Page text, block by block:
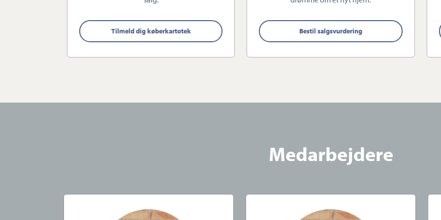
Store drømme – store planer
boliger og det smukke Guldborgsund, så flere vælger at flytte til området. Ud over at vi
markedsfører din ejendom, brander vi hele lokalområdet. Vi gør alt for at gøre
indgående lokalkendskab og med kunden i fokus.
Tilmeld dig køberkartotek Bestil salgsvurdering
Medarbejdere